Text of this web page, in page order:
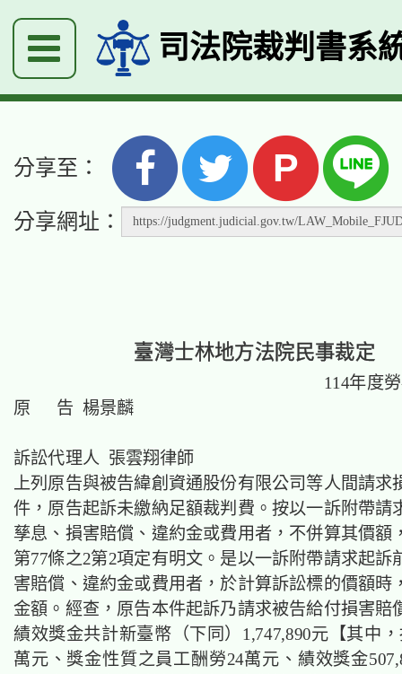
司法院裁判書系
分享至： P
分享網址：
臺灣士林地方法院民事裁定
114年度勞補字第
原 告 楊景麟
訴訟代理人 張雲翔律師
上列原告與被告緯創資通股份有限公司等人間請求
件，原告起訴未繳納足額裁判費。按以一訴附帶請
孳息、損害賠償、違約金或費用者，不併算其價額
第77條之2第2項定有明文。是以一訴附帶請求起訴
害賠償、違約金或費用者，於計算訴訟標的價額時
金額。經查，原告本件起訴乃請求被告給付損害賠
績效獎金共計新臺幣（下同）1,747,890元【其中
萬元、獎金性質之員工酬勞24萬元、績效獎金